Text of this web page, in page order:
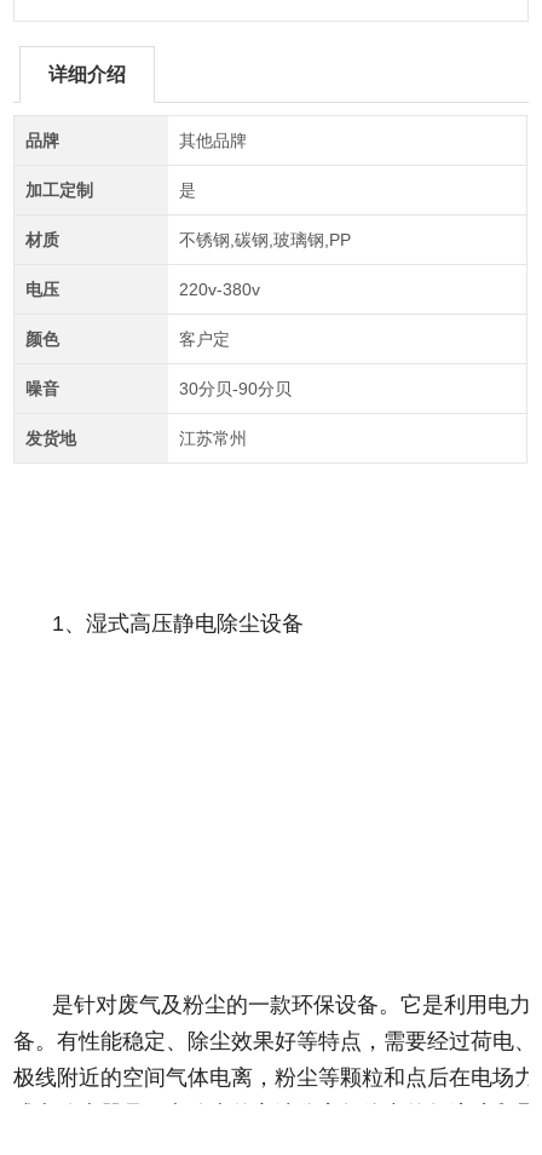
详细介绍
品牌 其他品牌
加工定制 是
材质 不锈钢,碳钢,玻璃钢,PP
电压 220v-380v
颜色 客户定
噪音 30分贝-90分贝
发货地 江苏常州
1、湿式高压静电除尘设备
是针对废气及粉尘的一款环保设备。它是利用电
备。有性能稳定、除尘效果好等特点，需要经过荷电
极线附近的空间气体电离，粉尘等颗粒和点后在电场